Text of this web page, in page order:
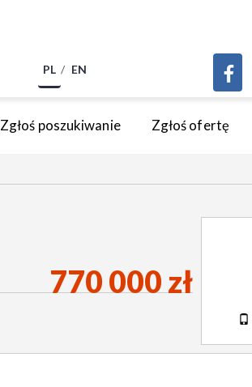
PL EN
Zgłoś poszukiwanie Zgłoś ofertę
770 000 zł